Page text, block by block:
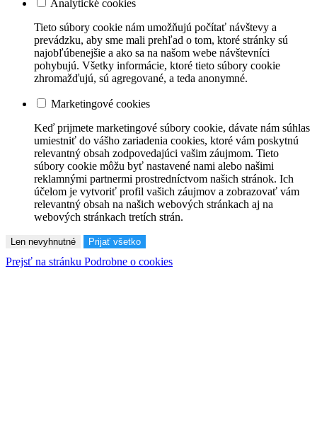
Analytické cookies
Tieto súbory cookie nám umožňujú počítať návštevy a
prevádzku, aby sme mali prehľad o tom, ktoré stránky sú
najobľúbenejšie a ako sa na našom webe návštevníci
pohybujú. Všetky informácie, ktoré tieto súbory cookie
zhromažďujú, sú agregované, a teda anonymné.
Marketingové cookies
Keď prijmete marketingové súbory cookie, dávate nám súhlas
umiestniť do vášho zariadenia cookies, ktoré vám poskytnú
relevantný obsah zodpovedajúci vašim záujmom. Tieto
súbory cookie môžu byť nastavené nami alebo našimi
reklamnými partnermi prostredníctvom našich stránok. Ich
účelom je vytvoriť profil vašich záujmov a zobrazovať vám
relevantný obsah na našich webových stránkach aj na
webových stránkach tretích strán.
Len nevyhnutné Prijať všetko
Prejsť na stránku Podrobne o cookies